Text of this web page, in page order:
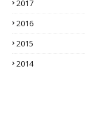
2017
2016
2015
2014